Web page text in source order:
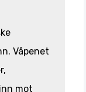
Våpenet
mot